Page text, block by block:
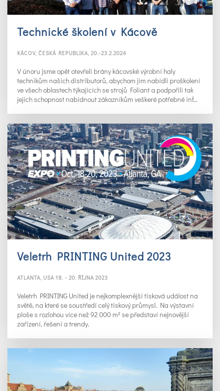
Technické školení v Kácově
KÁCOV, ČESKÁ REPUBLIKA, 20.-23.2.2024
V únoru jsme opět otevřeli brány kácovské výrobní haly
technikům našich distributorů, abychom jim nabídli proškolení
ve všech oblastech týkajících se strojů Foliant a podpořili tak
jejich schopnost nabídnout zákazníkům veškeré potřebné inf…
Veletrh PRINTING United 2023
ATLANTA, USA 18. - 20. ŘÍJNA 2023
Veletrh PRINTING United je nejkomplexnější tisková událost na
světě, na které se soustředí celý tiskový průmysl. Na výstavní
ploše s rozlohou více než 92 000 m² se představí nejnovější
zařízení, řešení a trendy.